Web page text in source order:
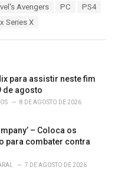
Avengers PC
PS4
Series X
para assistir neste fim
de agosto
8 DE AGOSTO DE 2026
– Coloca os
para combater contra
7 DE AGOSTO DE 2026